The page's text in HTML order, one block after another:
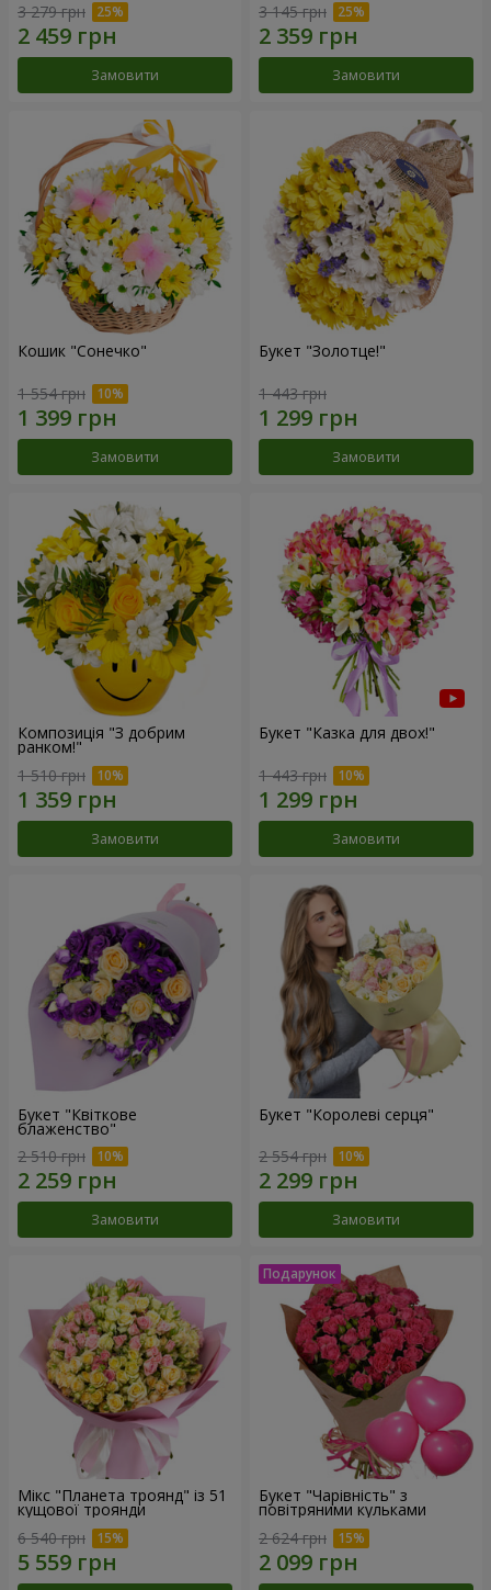
3 279 грн
Замовити
3 145 грн
Замовити
Кошик "Сонечко"
1 554 грн
Замовити
Букет "Золотце!"
1 443 грн
Замовити
Композиція "З добрим
ранком!"
1 510 грн
Замовити
Букет "Казка для двох!"
1 443 грн
Замовити
Букет "Квіткове
блаженство"
2 510 грн
Замовити
Букет "Королеві серця"
2 554 грн
Замовити
Мікс "Планета троянд" із 51
кущової троянди
6 540 грн
Букет "Чарівність" з
повітряними кульками
2 624 грн